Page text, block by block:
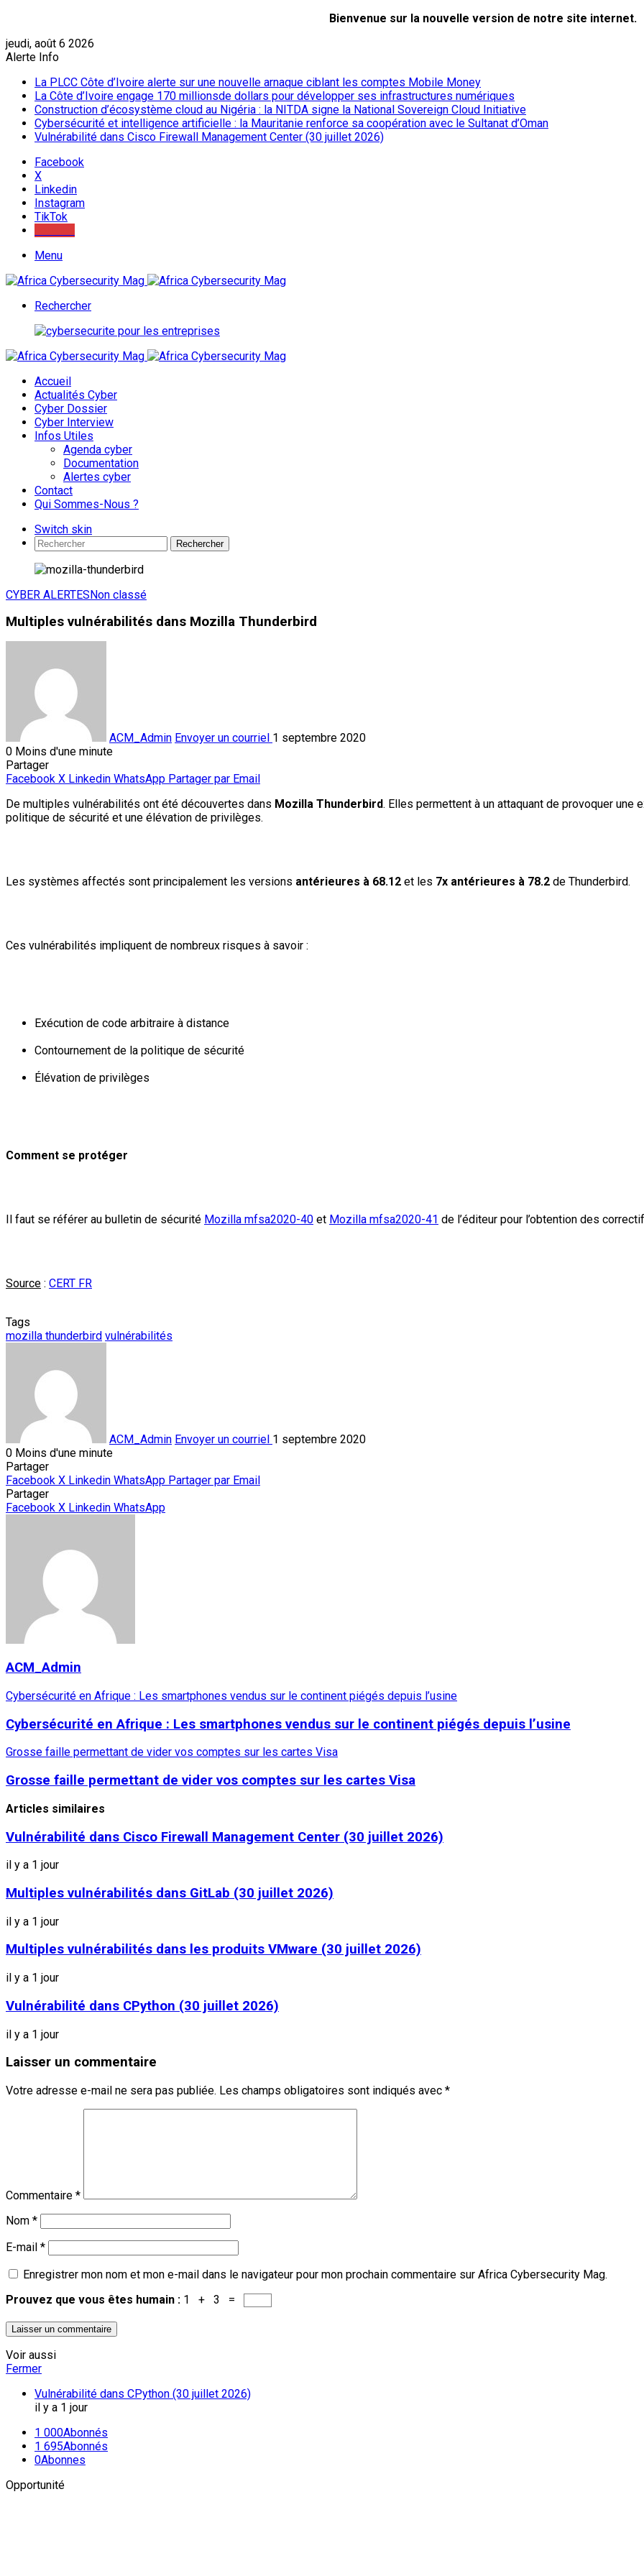
Bienvenue sur la nouvelle version de notre site internet.
jeudi, août 6 2026
Alerte Info
La PLCC Côte d’Ivoire alerte sur une nouvelle arnaque ciblant les comptes Mobile Money
La Côte d’Ivoire engage 170 millionsde dollars pour développer ses infrastructures numériques
Construction d’écosystème cloud au Nigéria : la NITDA signe la National Sovereign Cloud Initiative
Cybersécurité et intelligence artificielle : la Mauritanie renforce sa coopération avec le Sultanat d’Oman
Vulnérabilité dans Cisco Firewall Management Center (30 juillet 2026)
Facebook
X
Linkedin
Instagram
TikTok
Menu
Rechercher
Accueil
Actualités Cyber
Cyber Dossier
Cyber Interview
Infos Utiles
Agenda cyber
Documentation
Alertes cyber
Contact
Qui Sommes-Nous ?
Switch skin
Rechercher
CYBER ALERTESNon classé
Multiples vulnérabilités dans Mozilla Thunderbird
ACM_Admin Envoyer un courriel 1 septembre 2020
0 Moins d'une minute
Partager
Facebook X Linkedin WhatsApp Partager par Email
De multiples vulnérabilités ont été découvertes dans Mozilla Thunderbird. Elles permettent à un attaquant de provoquer une
politique de sécurité et une élévation de privilèges.
Les systèmes affectés sont principalement les versions antérieures à 68.12 et les 7x antérieures à 78.2 de Thunderbird.
Ces vulnérabilités impliquent de nombreux risques à savoir :
Exécution de code arbitraire à distance
Contournement de la politique de sécurité
Élévation de privilèges
Comment se protéger
Il faut se référer au bulletin de sécurité Mozilla mfsa2020-40 et Mozilla mfsa2020-41 de l’éditeur pour l’obtention des
Source : CERT FR
Tags
mozilla thunderbird vulnérabilités
ACM_Admin Envoyer un courriel 1 septembre 2020
0 Moins d'une minute
Partager
Facebook X Linkedin WhatsApp Partager par Email
Partager
Facebook X Linkedin WhatsApp
ACM_Admin
Cybersécurité en Afrique : Les smartphones vendus sur le continent piégés depuis l’usine
Cybersécurité en Afrique : Les smartphones vendus sur le continent piégés depuis l’usine
Grosse faille permettant de vider vos comptes sur les cartes Visa
Grosse faille permettant de vider vos comptes sur les cartes Visa
Articles similaires
Vulnérabilité dans Cisco Firewall Management Center (30 juillet 2026)
il y a 1 jour
Multiples vulnérabilités dans GitLab (30 juillet 2026)
il y a 1 jour
Multiples vulnérabilités dans les produits VMware (30 juillet 2026)
il y a 1 jour
Vulnérabilité dans CPython (30 juillet 2026)
il y a 1 jour
Laisser un commentaire
Votre adresse e-mail ne sera pas publiée. Les champs obligatoires sont indiqués avec *
Commentaire *
Nom *
E-mail *
Enregistrer mon nom et mon e-mail dans le navigateur pour mon prochain commentaire sur Africa Cybersecurity Mag.
Prouvez que vous êtes humain : 1 + 3 =
Voir aussi
Fermer
Vulnérabilité dans CPython (30 juillet 2026)
il y a 1 jour
1 000Abonnés
1 695Abonnés
0Abonnes
Opportunité